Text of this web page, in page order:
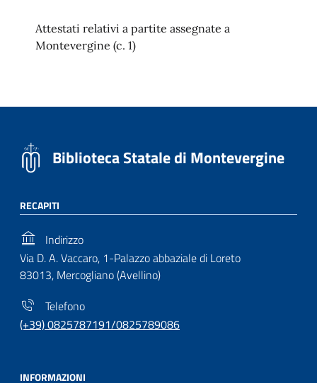
Attestati relativi a partite assegnate a
Montevergine (c. 1)
Biblioteca Statale di Montevergine
RECAPITI
Indirizzo
Via D. A. Vaccaro, 1-Palazzo abbaziale di Loreto
83013, Mercogliano (Avellino)
Telefono
(+39) 0825787191/0825789086
INFORMAZIONI